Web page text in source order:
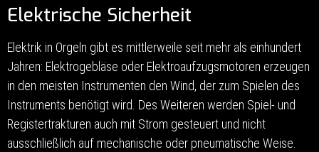
Elektrische Sicherheit
Elektrik in Orgeln gibt es mittlerweile seit mehr als einhundert
Jahren: Elektrogebläse oder Elektroaufzugsmotoren erzeugen
in den meisten Instrumenten den Wind, der zum Spielen des
Instruments benötigt wird. Des Weiteren werden Spiel- und
Registertrakturen auch mit Strom gesteuert und nicht
ausschließlich auf mechanische oder pneumatische Weise.